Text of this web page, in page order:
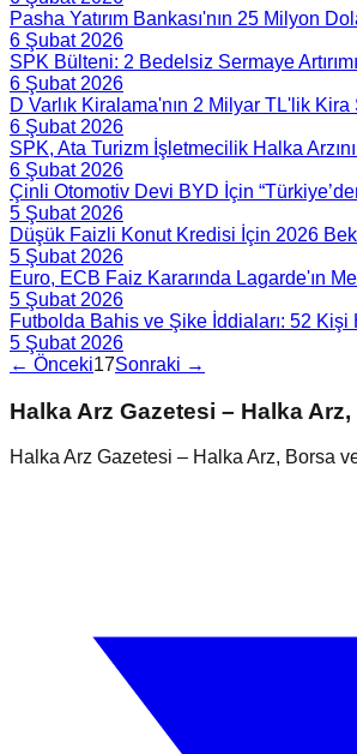
Pasha Yatırım Bankası'nın 25 Milyon
6 Şubat 2026
SPK Bülteni: 2 Bedelsiz Sermaye
6 Şubat 2026
D Varlık Kiralama'nın 2 Milyar TL'lik Kira
6 Şubat 2026
SPK, Ata Turizm İşletmecilik Halka
6 Şubat 2026
Çinli Otomotiv Devi BYD İçin
5 Şubat 2026
Düşük Faizli Konut Kredisi İçin 2026
5 Şubat 2026
Euro, ECB Faiz Kararında Lagarde'ın
5 Şubat 2026
Futbolda Bahis ve Şike İddiaları: 52 Kişi
5 Şubat 2026
← Önceki17Sonraki →
Halka Arz Gazetesi – Halka
Halka Arz Gazetesi – Halka Arz, Borsa